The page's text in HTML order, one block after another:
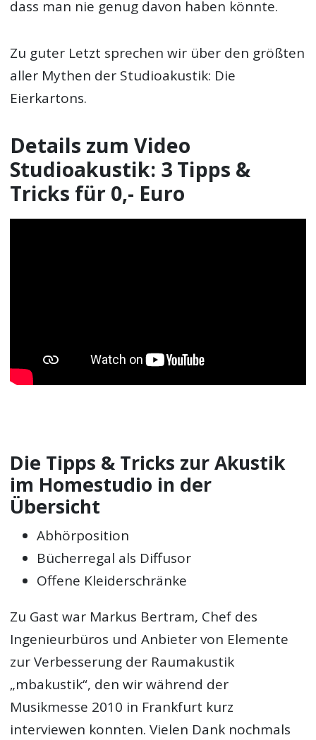
dass man nie genug davon haben könnte.
Zu guter Letzt sprechen wir über den größten
aller Mythen der Studioakustik: Die
Eierkartons.
Details zum Video
Studioakustik: 3 Tipps &
Tricks für 0,- Euro
Die Tipps & Tricks zur Akustik
im Homestudio in der
Übersicht
Abhörposition
Bücherregal als Diffusor
Offene Kleiderschränke
Zu Gast war Markus Bertram, Chef des
Ingenieurbüros und Anbieter von Elemente
zur Verbesserung der Raumakustik
„mbakustik“, den wir während der
Musikmesse 2010 in Frankfurt kurz
interviewen konnten. Vielen Dank nochmals